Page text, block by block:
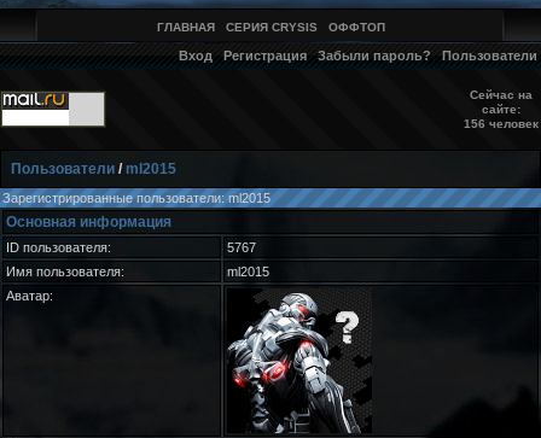
ГЛАВНАЯ СЕРИЯ CRYSIS ОФФТОП
Вход Регистрация Забыли пароль? Пользователи
Сейчас на
сайте:
156 человек
Пользователи / ml2015
Зарегистрированные пользователи: ml2015
Основная информация
ID пользователя:
5767
Имя пользователя:
ml2015
Аватар: